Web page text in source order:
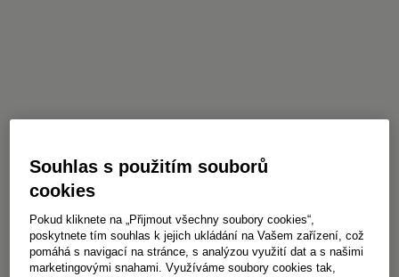
Souhlas s použitím souborů
cookies
Pokud kliknete na „Přijmout všechny soubory cookies“,
poskytnete tím souhlas k jejich ukládání na Vašem zařízení, což
pomáhá s navigací na stránce, s analýzou využití dat a s našimi
marketingovými snahami. Využíváme soubory cookies tak,